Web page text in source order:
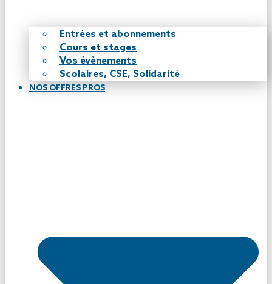
Entrées et abonnements
Cours et stages
Vos évènements
Scolaires, CSE, Solidarité
NOS OFFRES PROS